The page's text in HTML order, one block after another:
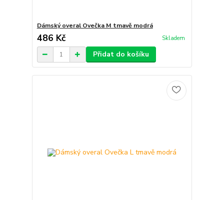
Dámský overal Ovečka M tmavě modrá
486 Kč Skladem
Přidat do košíku